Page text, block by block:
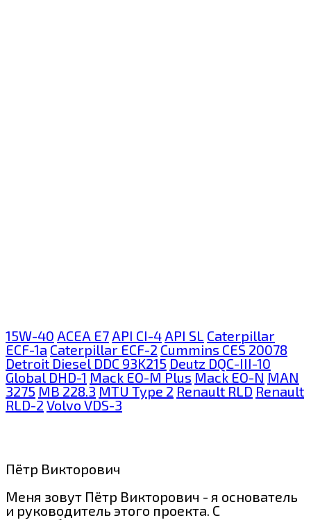
15W-40 ACEA E7 API CI-4 API SL Caterpillar
ECF-1a Caterpillar ECF-2 Cummins CES 20078
Detroit Diesel DDC 93K215 Deutz DQC-III-10
Global DHD-1 Mack EO-M Plus Mack EO-N MAN
3275 MB 228.3 MTU Type 2 Renault RLD Renault
RLD-2 Volvo VDS-3
Пётр Викторович
Меня зовут Пётр Викторович - я основатель
и руководитель этого проекта. С